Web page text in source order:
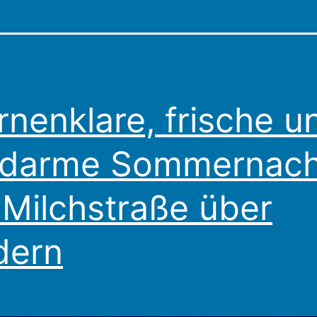
frische
über